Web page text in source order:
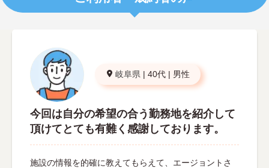
岐阜県 | 40代 | 男性
今回は自分の希望の合う勤務地を紹介して
頂けてとても有難く感謝しております。
施設の情報を的確に教えてもらえて、エージョントさ